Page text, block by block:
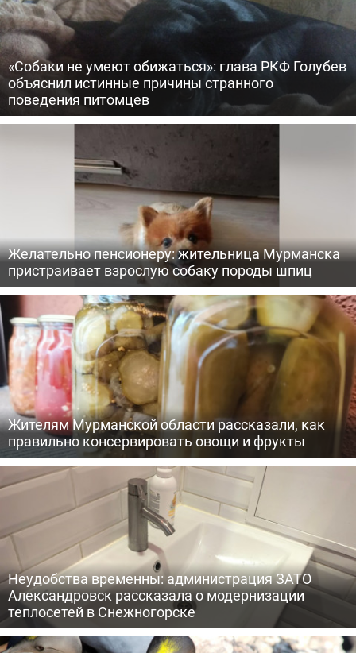
«Собаки не умеют обижаться»: глава РКФ Голубев
объяснил истинные причины странного
поведения питомцев
Желательно пенсионеру: жительница Мурманска
пристраивает взрослую собаку породы шпиц
Жителям Мурманской области рассказали, как
правильно консервировать овощи и фрукты
Неудобства временны: администрация ЗАТО
Александровск рассказала о модернизации
теплосетей в Снежногорске